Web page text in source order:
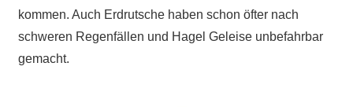
kommen. Auch Erdrutsche haben schon öfter nach
schweren Regenfällen und Hagel Geleise unbefahrbar
gemacht.